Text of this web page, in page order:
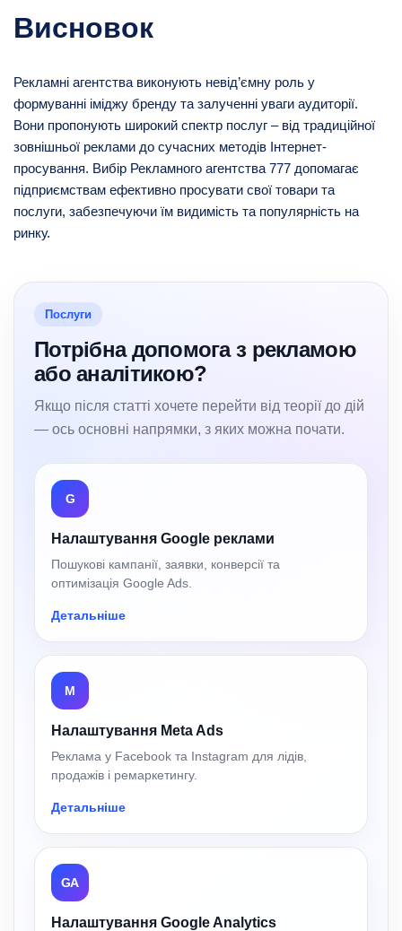
Висновок
Рекламні агентства виконують невід’ємну роль у
формуванні іміджу бренду та залученні уваги аудиторії.
Вони пропонують широкий спектр послуг – від традиційної
зовнішньої реклами до сучасних методів Інтернет-
просування. Вибір Рекламного агентства 777 допомагає
підприємствам ефективно просувати свої товари та
послуги, забезпечуючи їм видимість та популярність на
ринку.
Послуги
Потрібна допомога з рекламою
або аналітикою?
Якщо після статті хочете перейти від теорії до дій
— ось основні напрямки, з яких можна почати.
G
Налаштування Google реклами
Пошукові кампанії, заявки, конверсії та
оптимізація Google Ads.
Детальніше
M
Налаштування Meta Ads
Реклама у Facebook та Instagram для лідів,
продажів і ремаркетингу.
Детальніше
GA
Налаштування Google Analytics